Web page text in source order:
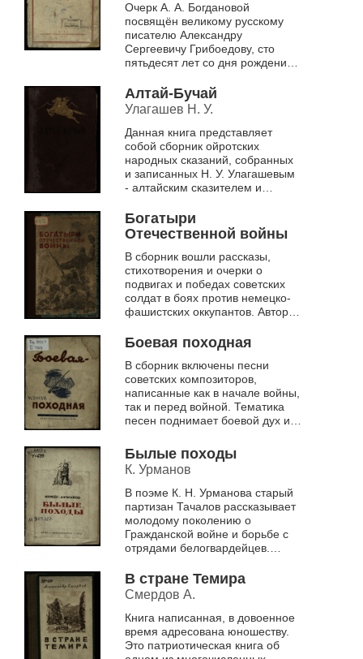
Очерк А. А. Богдановой
посвящён великому русскому
писателю Александру
Сергеевичу Грибоедову, сто
пятьдесят лет со дня рождения
1945 г. Высокие идеалы
человека-гражданина,...
Алтай-Бучай
Улагашев Н. У.
Данная книга представляет
собой сборник ойротских
народных сказаний, собранных
и записанных Н. У. Улагашевым
- алтайским сказителем и
Собранные им произведения
составляют...
Богатыри
Отечественной войны
В сборник вошли рассказы,
стихотворения и очерки о
подвигах и победах советских
солдат в боях против немецко-
фашистских оккупантов. Авторы
участники боёв - от ...
Боевая походная
В сборник включены песни
советских композиторов,
написанные как в начале войны,
так и перед войной. Тематика
песен поднимает боевой дух и
Армии
Былые походы
К. Урманов
В поэме К. Н. Урманова старый
партизан Тачалов рассказывает
молодому поколению о
Гражданской войне и борьбе с
отрядами белогвардейцев.
Тачалова, в том числе
издевательства колчаков...
В стране Темира
Смердов А.
Книга написанная, в довоенное
время адресована юношеству.
Это патриотическая книга об